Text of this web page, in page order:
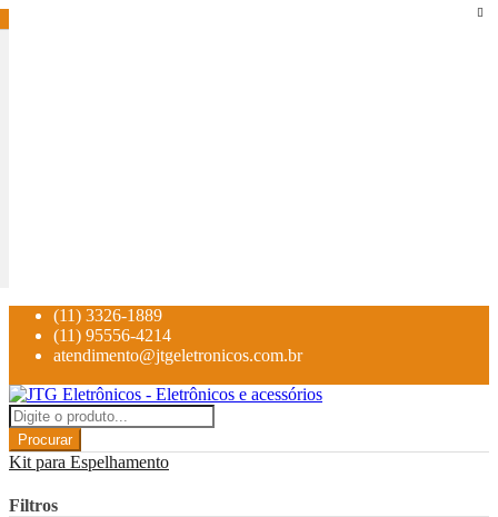
(11) 3326-1889
(11) 95556-4214
atendimento@jtgeletronicos.com.br
Procurar
Kit para Espelhamento
Filtros